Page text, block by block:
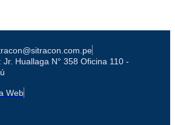
Jr. Huallaga N° 358 Oficina 110 -
Web